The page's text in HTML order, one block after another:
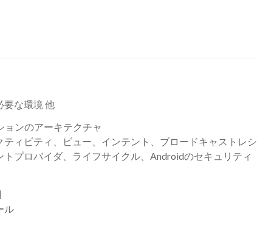
要な環境 他
ンのアーキテクチャ
ィビティ、ビュー、インテント、ブロードキャストレシ
プロバイダ、ライフサイクル、Androidのセキュリティ
ル